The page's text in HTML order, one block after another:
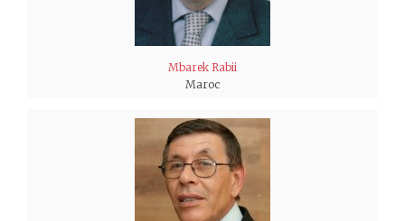
Mbarek Rabii
Maroc